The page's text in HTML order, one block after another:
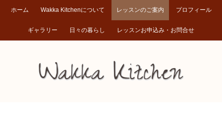
ホーム Wakka Kitchenについて レッスンのご案内 プロフィール
ギャラリー 日々の暮らし レッスンお申込み・お問合せ